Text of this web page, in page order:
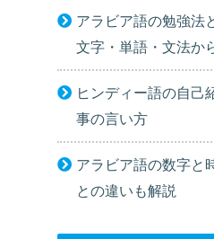
アラビア語の勉強法
文字・単語・文法か
ヒンディー語の自己
事の言い方
アラビア語の数字と
との違いも解説